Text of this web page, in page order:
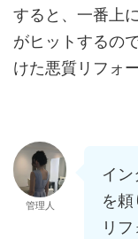
すると、一番上
がヒットするの
けた悪質リフォ
管理人
イ
を
リ